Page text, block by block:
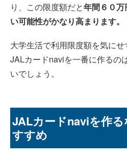
り、この限度額だと年間６０
い可能性がかなり高まります。
大学生活で利用限度額を気にせ
JALカードnaviを一番に作るの
いでしょう。
JALカードnaviを作
すすめ